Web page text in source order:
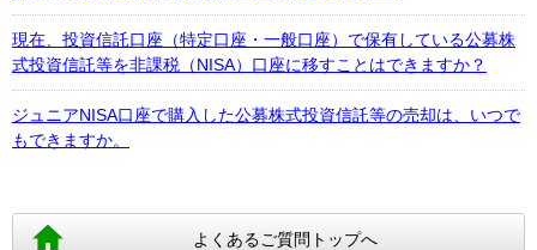
現在、投資信託口座（特定口座・一般口座）で保有している公募株
式投資信託等を非課税（NISA）口座に移すことはできますか？
ジュニアNISA口座で購入した公募株式投資信託等の売却は、いつで
もできますか。
よくあるご質問トップへ